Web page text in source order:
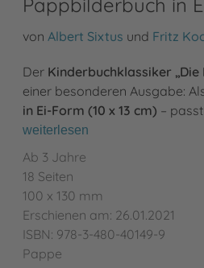
von Albert Sixtus und Fritz
Der Kinderbuchklassiker „Die
einer besonderen Ausgabe:
in Ei-Form (10 x 13 cm) –
weiterlesen
Ab 3 Jahre
18 Seiten
100 x 130 mm
Erschienen am: 26.01.2021
ISBN: 978-3-480-40149-9
Pappe